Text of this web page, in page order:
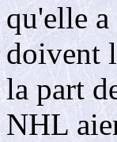
qu'elle
doivent
la part
NHL